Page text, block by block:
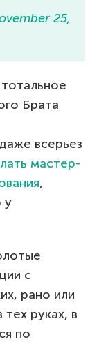
25,
Брата
всерьез
мастер-
,
у
с
рано или
руках, в
по